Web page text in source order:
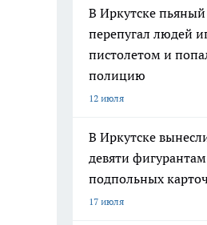
В Иркутске
перепугал людей
пистолетом и
полицию
12 июля
В Иркутске
девяти
подпольных
17 июля